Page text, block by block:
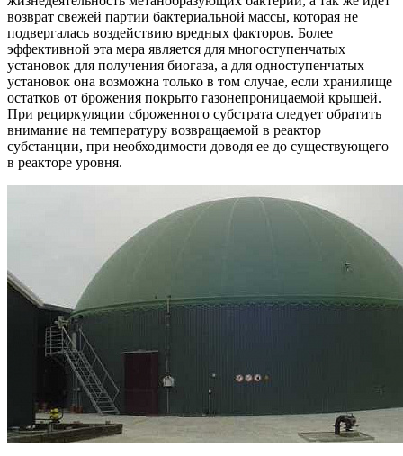
возврат свежей партии бактериальной массы, которая не
подвергалась воздействию вредных факторов. Более
эффективной эта мера является для многоступенчатых
установок для получения биогаза, а для одноступенчатых
установок она возможна только в том случае, если хранилище
остатков от брожения покрыто газонепроницаемой крышей.
При рециркуляции сброженного субстрата следует обратить
внимание на температуру возвращаемой в реактор
субстанции, при необходимости доводя ее до существующего
в реакторе уровня.